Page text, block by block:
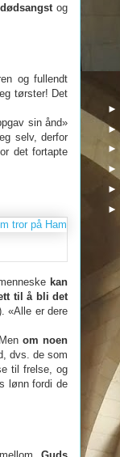
dødsangst og
og fullendt
tørster! Det
sin ånd»
selv, derfor
det fortapte
kan
til å bli det
«Alle er dere
Menom noen
dvs. de som
til frelse, og
lønn fordi de
►
►
►
►
►
►